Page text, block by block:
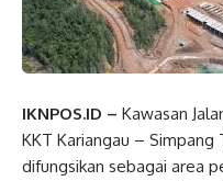
IKNPOS.ID – Kawasan
KKT Kariangau –
difungsikan sebagai area